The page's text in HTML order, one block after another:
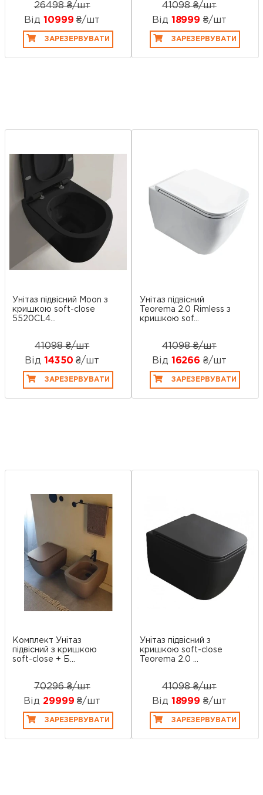
26498 ₴/шт
Від 10999₴/шт
ЗАРЕЗЕРВУВАТИ
41098 ₴/шт
Від 18999 ₴/шт
ЗАРЕЗЕРВУВАТИ
Унітаз підвісний Moon з
кришкою soft-close
5520CL4...
41098 ₴/шт
Від 14350₴/шт
ЗАРЕЗЕРВУВАТИ
Унітаз підвісний
Teorema 2.0 Rimless з
кришкою sof...
41098 ₴/шт
Від 16266 ₴/шт
ЗАРЕЗЕРВУВАТИ
Комплект Унітаз
підвісний з кришкою
soft-close + Б...
70296 ₴/шт
Від 29999₴/шт
ЗАРЕЗЕРВУВАТИ
Унітаз підвісний з
кришкою soft-close
Teorema 2.0 ...
41098 ₴/шт
Від 18999 ₴/шт
ЗАРЕЗЕРВУВАТИ